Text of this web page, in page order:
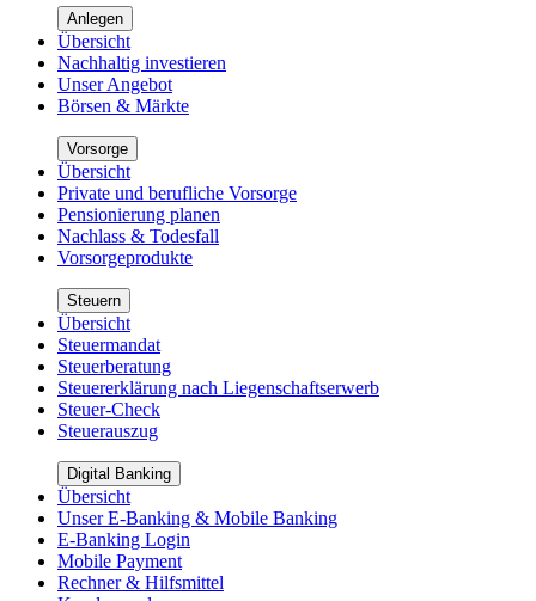
Anlegen
Übersicht
Nachhaltig investieren
Unser Angebot
Börsen & Märkte
Vorsorge
Übersicht
Private und berufliche Vorsorge
Pensionierung planen
Nachlass & Todesfall
Vorsorgeprodukte
Steuern
Übersicht
Steuermandat
Steuerberatung
Steuererklärung nach Liegenschaftserwerb
Steuer-Check
Steuerauszug
Digital Banking
Übersicht
Unser E-Banking & Mobile Banking
E-Banking Login
Mobile Payment
Rechner & Hilfsmittel